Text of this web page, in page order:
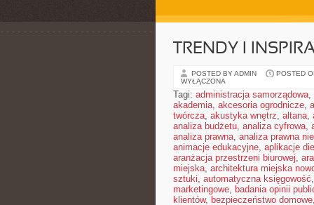
TRENDY I
POSTED BY ADMIN POSTED
WYŁĄCZONA
Tagi: administracja samorządowa,
akademia, akcesoria ogrodnicze,
twórcza, akustyka wnętrz, altana,
analiza budżetu, analiza cyfrowa,
analiza prawna, analiza prawna
animacje edukacyjne, aplikacje
aranżacja przestrzeni biurowej,
miejska, architektura miejska
sztuki, automatyczna księgowość,
marketingowe, badania opinii
klientów, bezpieczeństwo domowe,